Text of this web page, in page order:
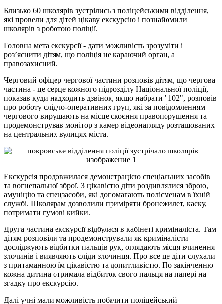
Близько 60 школярів зустрілись з поліцейськими відділення,
які провели для дітей цікаву екскурсію і познайомили
школярів з роботою поліції.
Головна мета екскурсії - дати можливість зрозуміти і
роз’яснити дітям, що поліція не караючий орган, а
правозахисний.
Черговий офіцер чергової частини розповів дітям, що чергова
частина - це серце кожного підрозділу Національної поліції,
показав куди надходить дзвінок, якщо набрати "102", розповів
про роботу слідчо-оперативних груп, які за повідомленням
чергового вирушають на місце скоєння правопорушення та
продемонстрував монітор з камер відеонагляду розташованих
на центральних вулицях міста.
Екскурсія продовжилася демонстрацією спеціальних засобів
та вогнепальної зброї. З цікавістю діти роздивлялися зброю,
амуніцію та спецзасоби, які допомагають полісменам в їхній
службі. Школярам дозволили приміряти бронежилет, каску,
потримати гумові кийки.
Друга частина екскурсії відбулася в кабінеті криміналіста. Там
дітям розповіли та продемонстрували як криміналісти
досліджують відбитки пальців рук, оглядають місця вчинення
злочинів і виявляють сліди злочинця. Про все це діти слухали
з притаманною їм цікавістю та допитливістю. По закінченню
кожна дитина отримала відбиток свого пальця на папері на
згадку про екскурсію.
Далі учні мали можливість побачити поліцейський